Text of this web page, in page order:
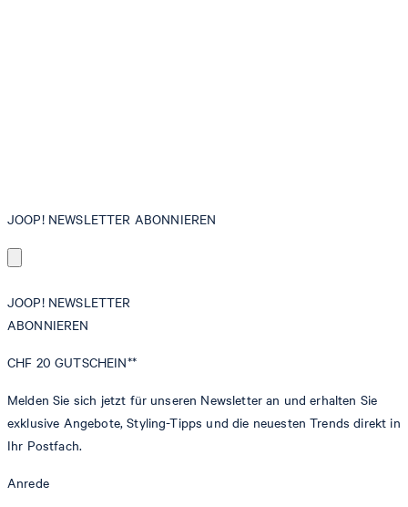
JOOP! NEWSLETTER ABONNIEREN
JOOP! NEWSLETTER
ABONNIEREN
CHF 20 GUTSCHEIN**
Melden Sie sich jetzt für unseren Newsletter an und erhalten Sie
exklusive Angebote, Styling-Tipps und die neuesten Trends direkt in
Ihr Postfach.
Anrede